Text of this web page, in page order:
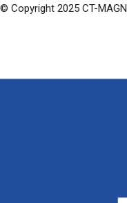
© Copyright 2025 CT-